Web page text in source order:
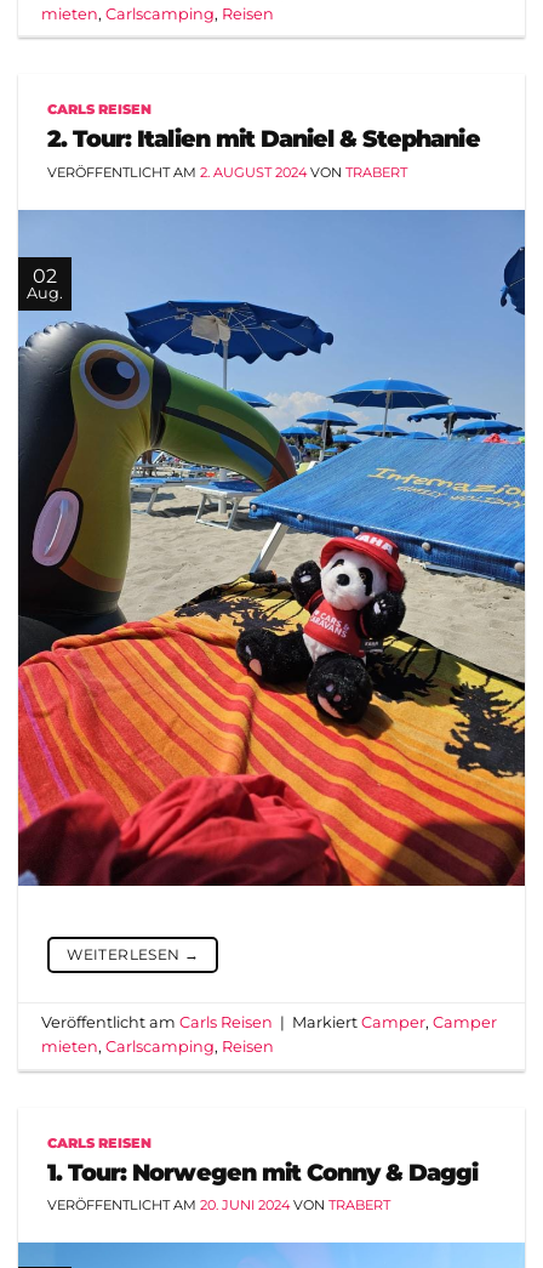
mieten,Carlscamping, Reisen
CARLS REISEN
2. Tour: Italien mit Daniel & Stephanie
VERÖFFENTLICHT AM 2. AUGUST 2024VON TRABERT
02
Aug.
WEITERLESEN →
Veröffentlicht amCarls Reisen | MarkiertCamper,Camper
mieten,Carlscamping, Reisen
CARLS REISEN
1. Tour: Norwegen mit Conny & Daggi
VERÖFFENTLICHT AM 20. JUNI 2024VON TRABERT